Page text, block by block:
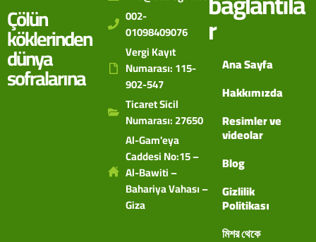
Çölün
köklerinden
dünya
sofralarına
002-
01098409076
Vergi Kayıt
Numarası: 115-
902-547
Ticaret Sicil
Numarası: 27650
Al-Gam'eya
Caddesi No:15 –
Al-Bawiti –
Bahariya Vahası –
Giza
r
Ana Sayfa
Hakkımızda
Resimler ve
videolar
Blog
Gizlilik
Politikası
মিশর থেকে